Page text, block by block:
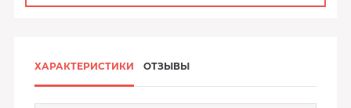
ХАРАКТЕРИСТИКИ ОТЗЫВЫ